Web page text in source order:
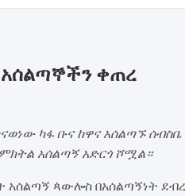
ቀጠረ
ካፋ ቡና ከዋና አሰልጣኙ
አሰልጣኝ አድርጎ ሾሟል።
ጳውሎስ በአሰልጣኝነት